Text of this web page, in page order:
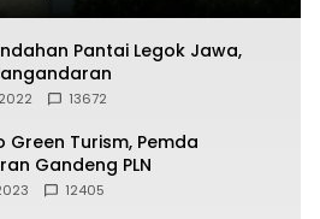
Pantai Legok Jawa,
13672
Green Turism, Pemda
Gandeng PLN
12405